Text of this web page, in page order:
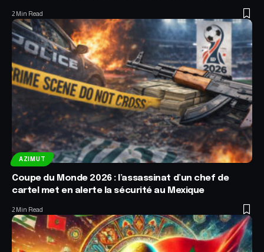
2 Min Read
AZIMUT
Coupe du Monde 2026 : l’assassinat d’un chef de
cartel met en alerte la sécurité au Mexique
2 Min Read